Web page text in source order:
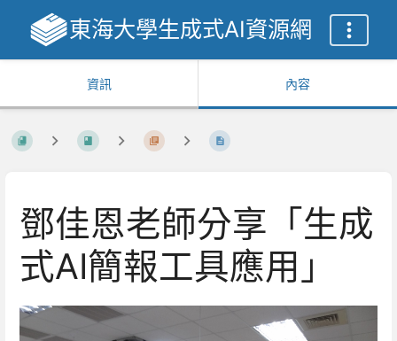
東海大學生成式AI資源網
資訊 內容
鄧佳恩老師分享「生成
式AI簡報工具應用」